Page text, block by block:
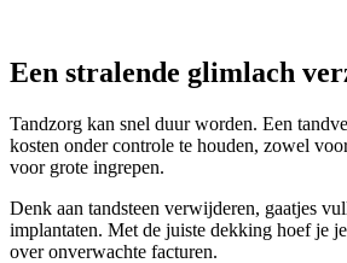
Een stralende glimlach
Tandzorg kan snel duur worden. Een
kosten onder controle te houden, zowel
voor grote ingrepen.
Denk aan tandsteen verwijderen, gaatjes
implantaten. Met de juiste dekking hoef je
over onverwachte facturen.